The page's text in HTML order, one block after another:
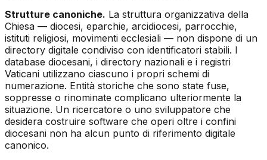
Strutture canoniche. La struttura organizzativa della
Chiesa — diocesi, eparchie, arcidiocesi, parrocchie,
istituti religiosi, movimenti ecclesiali — non dispone di un
directory digitale condiviso con identificatori stabili. I
database diocesani, i directory nazionali e i registri
Vaticani utilizzano ciascuno i propri schemi di
numerazione. Entità storiche che sono state fuse,
soppresse o rinominate complicano ulteriormente la
situazione. Un ricercatore o uno sviluppatore che
desidera costruire software che operi oltre i confini
diocesani non ha alcun punto di riferimento digitale
canonico.